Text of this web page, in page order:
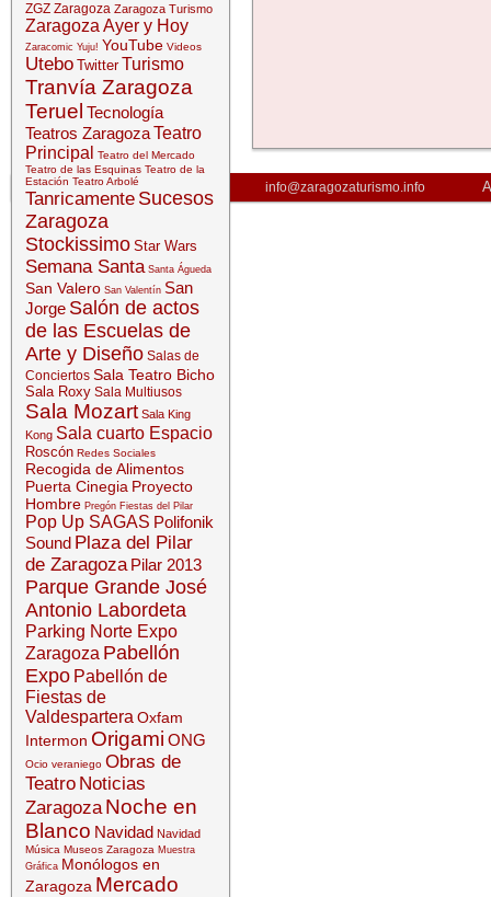
ZGZ Zaragoza Zaragoza Turismo
Zaragoza Ayer y Hoy
Zaracomic Yuju! YouTube Videos
Utebo Twitter Turismo
Tranvía Zaragoza
Teruel Tecnología
Teatros ZaragozaTeatro
Principal
Teatro del Mercado
Teatro de las Esquinas Teatro de la
Estación Teatro Arbolé
Tanricamente Sucesos
Zaragoza
Stockissimo Star Wars
Semana Santa Santa Águeda
San Valero San Valentín San
Jorge Salón de actos
de las Escuelas de
Arte y Diseño Salas de
Conciertos Sala Teatro Bicho
Sala Roxy Sala Multiusos
Sala Mozart Sala King
Kong Sala cuarto Espacio
Roscón Redes Sociales
Recogida de Alimentos
Puerta Cinegia Proyecto
Hombre Pregón Fiestas del Pilar
Pop Up SAGAS Polifonik
Sound Plaza del Pilar
de Zaragoza Pilar 2013
Parque Grande José
Antonio Labordeta
Parking Norte Expo
Zaragoza Pabellón
Expo Pabellón de
Fiestas de
Valdespartera Oxfam
Intermon Origami ONG
Ocio veraniego Obras de
Teatro Noticias
Zaragoza Noche en
Blanco Navidad Navidad
Música Museos Zaragoza Muestra
Gráfica Monólogos en
Zaragoza Mercado
info@zaragozaturismo.info